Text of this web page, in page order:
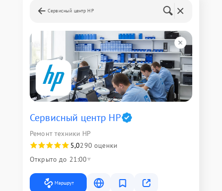
Сервисный центр HP
Сервисный центр HP
Ремонт техники HP
5,0290 оценки
Открыто до 21:00
Маршрут